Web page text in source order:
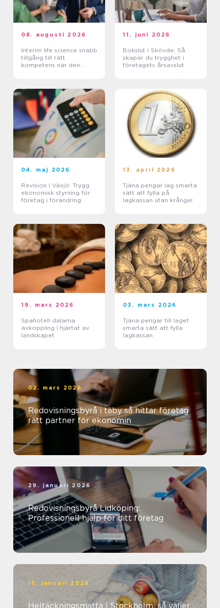
08. augusti 2026
Interim life science snabb
tillgång till rätt
kompetens när den
11. juni 2026
Bokslut i Skövde: Så
skapar du trygghet i
företagets årsavslut
04. maj 2026
Revision i Växjö: Trygg
ekonomisk styrning för
företag i förändring
13. april 2026
Tjäna pengar lag smarta
sätt att fylla på
lagkassan utan krångel
19. mars 2026
Spahotell dalarna
avkoppling i hjärtat av
landskapet
03. mars 2026
Tjäna pengar till laget
smarta sätt att fylla
lagkassan
02. mars 2026
Redovisningsbyrå i täby så hittar företag
rätt partner för ekonomin
29. januari 2026
Redovisningsbyrå Lidköping:
Professionell hjälp för ditt företag
15. januari 2026
Heltäckningsmatta i Stockholm: så väljer